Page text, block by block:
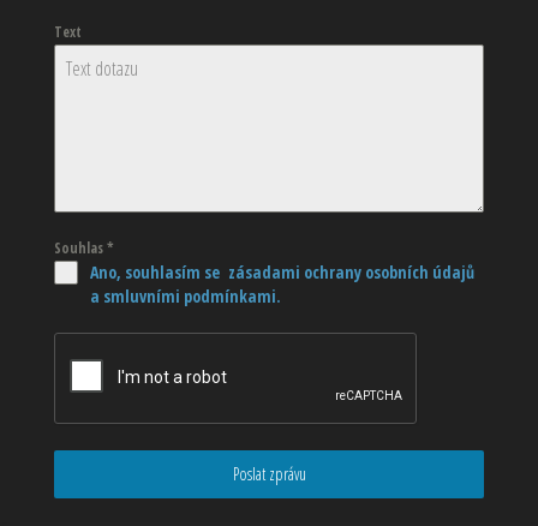
Text
Souhlas*
Ano, souhlasím se zásadami ochrany osobních údajů
a smluvními podmínkami.
Poslat zprávu